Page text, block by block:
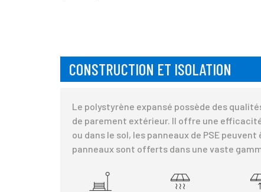
CONSTRUCTION ET ISOLATION
Le polystyrène expansé possède des
de parement extérieur. Il offre une
ou dans le sol, les panneaux de PSE
panneaux sont offerts dans une vaste